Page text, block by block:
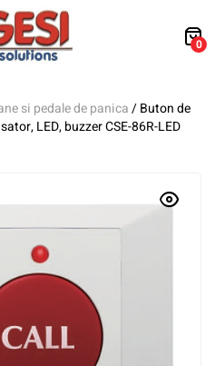
0
si pedale de panica/ Buton de
LED, buzzer CSE-86R-LED